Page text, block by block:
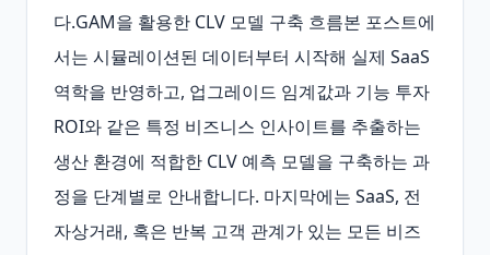
다.GAM을 활용한 CLV 모델 구축 흐름본 포스트에
서는 시뮬레이션된 데이터부터 시작해 실제 SaaS
역학을 반영하고, 업그레이드 임계값과 기능 투자
ROI와 같은 특정 비즈니스 인사이트를 추출하는
생산 환경에 적합한 CLV 예측 모델을 구축하는 과
정을 단계별로 안내합니다. 마지막에는 SaaS, 전
자상거래, 혹은 반복 고객 관계가 있는 모든 비즈